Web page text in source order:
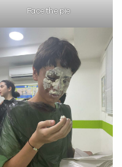
Face the pie